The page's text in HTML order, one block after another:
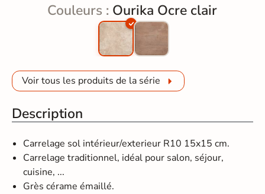
Couleurs : Ourika Ocre clair
Voir tous les produits de la série
Description
Carrelage sol intérieur/exterieur R10 15x15 cm.
Carrelage traditionnel, idéal pour salon, séjour,
cuisine, ...
Grès cérame émaillé.